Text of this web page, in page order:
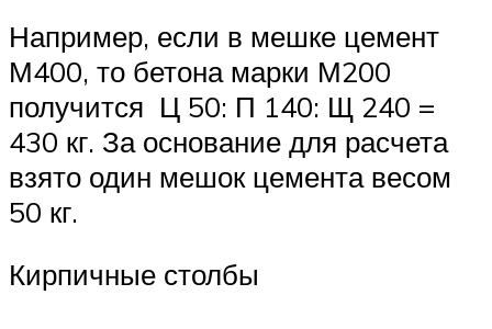
Например, если в мешке цемент
М400, то бетона марки М200
получится Ц 50: П 140: Щ 240 =
430 кг. За основание для расчета
взято один мешок цемента весом
50 кг.
Кирпичные столбы